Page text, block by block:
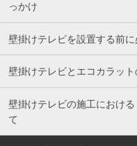
っかけ
壁掛けテレビを設置する前
壁掛けテレビとエコカラッ
壁掛けテレビの施工におけ
て